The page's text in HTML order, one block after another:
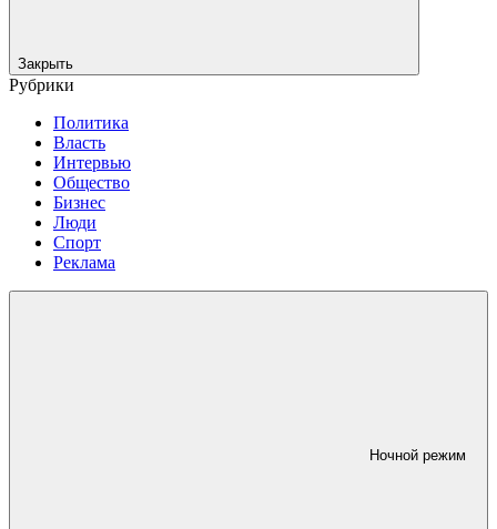
Закрыть
Рубрики
Политика
Власть
Интервью
Общество
Бизнес
Люди
Спорт
Реклама
Ночной режим